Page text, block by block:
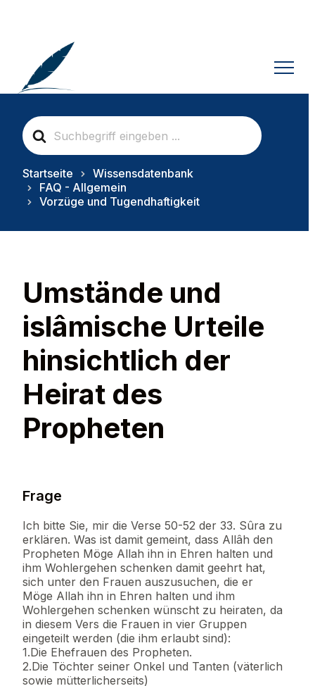
S
e
a
c
F
r
Startseite
Wissensdatenbank
FAQ - Allgemein
Vorzüge und Tugendhaftigkeit
Umstände und
islâmische Urteile
hinsichtlich der
Heirat des
Propheten
Frage
Ich bitte Sie, mir die Verse 50-52 der 33. Sûra zu
erklären. Was ist damit gemeint, dass Allâh den
Propheten Möge Allah ihn in Ehren halten und
ihm Wohlergehen schenken damit geehrt hat,
sich unter den Frauen auszusuchen, die er
Möge Allah ihn in Ehren halten und ihm
Wohlergehen schenken wünscht zu heiraten, da
in diesem Vers die Frauen in vier Gruppen
eingeteilt werden (die ihm erlaubt sind):
1.Die Ehefrauen des Propheten.
2.Die Töchter seiner Onkel und Tanten (väterlich
sowie mütterlicherseits)